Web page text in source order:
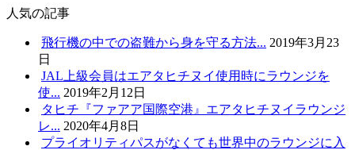
人気の記事
飛行機の中での盗難から身を守る方法... 2019年3月23
日
JAL上級会員はエアタヒチヌイ使用時にラウンジを
使... 2019年2月12日
タヒチ『ファアア国際空港』エアタヒチヌイラウンジ
レ... 2020年4月8日
プライオリティパスがなくても世界中のラウンジに入